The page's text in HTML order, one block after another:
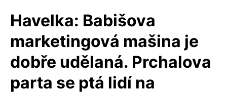
Havelka: Babišova
marketingová mašina je
dobře udělaná. Prchalova
parta se ptá lidí na